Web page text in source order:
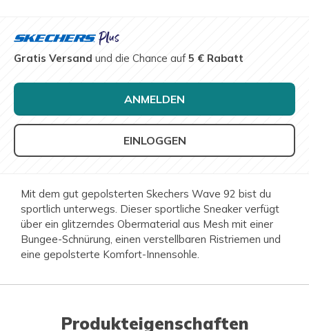
Gratis Versand und die Chance auf5 € Rabatt
ANMELDEN
EINLOGGEN
Mit dem gut gepolsterten Skechers Wave 92 bist du
sportlich unterwegs. Dieser sportliche Sneaker verfügt
über ein glitzerndes Obermaterial aus Mesh mit einer
Bungee-Schnürung, einen verstellbaren Ristriemen und
eine gepolsterte Komfort-Innensohle.
Produkteigenschaften